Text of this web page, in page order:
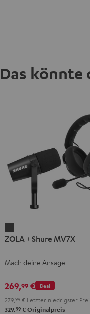
Das könnte
+
MV7X
Gray
ZOLA + Shure MV7X
Mach deine Ansage
Deal
269,99 €
279, 99 € Letzter niedrigster
329,99 € Originalpreis